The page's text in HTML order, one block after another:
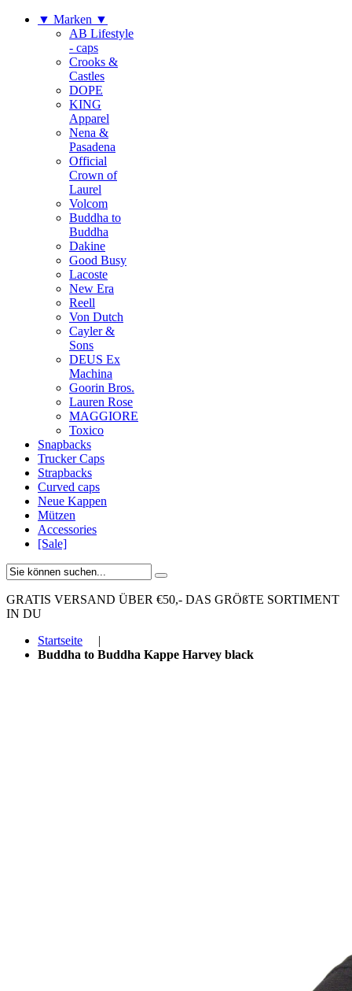
▼ Marken ▼
AB Lifestyle
- caps
Crooks &
Castles
DOPE
KING
Apparel
Nena &
Pasadena
Official
Crown of
Laurel
Volcom
Buddha to
Buddha
Dakine
Good Busy
Lacoste
New Era
Reell
Von Dutch
Cayler &
Sons
DEUS Ex
Machina
Goorin Bros.
Lauren Rose
MAGGIORE
Toxico
Snapbacks
Trucker Caps
Strapbacks
Curved caps
Neue Kappen
Mützen
Accessories
[Sale]
GRATIS VERSAND ÜBER €50,- DAS GRÖßTE SORTIMENT
IN DU
Startseite
|
Buddha to Buddha Kappe Harvey black